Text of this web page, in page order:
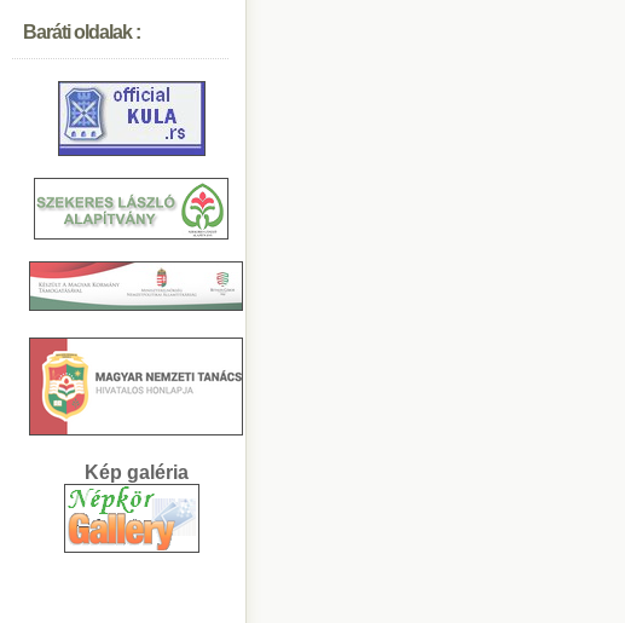
01.04. ÃllÃ¡sbÃ¶rze a NÃ©p...
01.04. XII. PetÅ‘fi SÃ¡ndor...
12.03. LakossÃ¡gi fÃ³rum
14.11. Katalin bÃ¡l
08.05. "VÃ¡sÃ¡ri komÃ©diÃ¡k...
08.05. Magyar SzÃ³ Ã‰lÅ‘Ãºj...
Baráti oldalak :
Kép galéria